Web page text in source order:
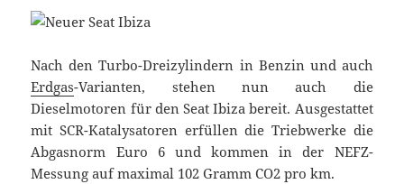
Nach den Turbo-Dreizylindern in Benzin und auch
Erdgas-Varianten, stehen nun auch die
Dieselmotoren für den Seat Ibiza bereit. Ausgestattet
mit SCR-Katalysatoren erfüllen die Triebwerke die
Abgasnorm Euro 6 und kommen in der NEFZ-
Messung auf maximal 102 Gramm CO2 pro km.